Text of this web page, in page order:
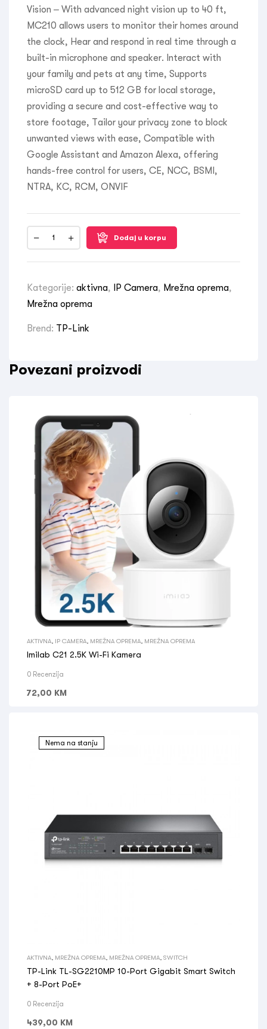
Vision – With advanced night vision up to 40 ft,
MC210 allows users to monitor their homes around
the clock, Hear and respond in real time through a
built-in microphone and speaker. Interact with
your family and pets at any time, Supports
microSD card up to 512 GB for local storage,
providing a secure and cost-effective way to
store footage, Tailor your privacy zone to block
unwanted views with ease, Compatible with
Google Assistant and Amazon Alexa, offering
hands-free control for users, CE, NCC, BSMI,
NTRA, KC, RCM, ONVIF
Dodaj u korpu
Kategorije: aktivna, IP Camera, Mrežna oprema,
Mrežna oprema
Brend: TP-Link
Povezani proizvodi
AKTIVNA IP CAMERA MREŽNA OPREMA MREŽNA OPREMA
Imilab C21 2.5K Wi-Fi Kamera
0 Recenzija
72,00 KM
Nema na stanju
AKTIVNA MREŽNA OPREMA MREŽNA OPREMA SWITCH
TP-Link TL-SG2210MP 10-Port Gigabit Smart Switch
+ 8-Port PoE+
0 Recenzija
439,00 KM